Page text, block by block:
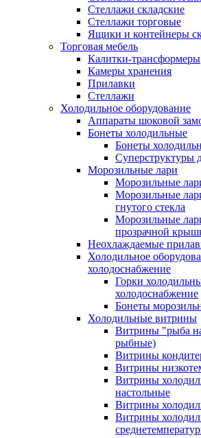
Стеллажи складские
Стеллажи торговые
Ящики и контейнеры
Торговая мебель
Калитки-трансформеры
Камеры хранения
Прилавки
Стеллажи
Холодильное оборудование
Аппараты шоковой
Бонеты холодильные
Бонеты
Суперструктуры
Морозильные лари
Морозильные
Морозильные
гнутого стекла
Морозильные
прозрачной
Неохлаждаемые
Холодильное
холодоснабжение
Горки
холодоснабжение
Бонеты
Холодильные витрины
Витрины "рыба
рыбные)
Витрины
Витрины
Витрины
настольные
Витрины
Витрины